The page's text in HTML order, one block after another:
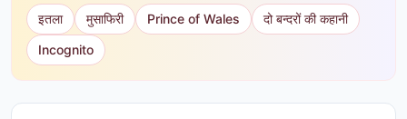
इतला मुसाफिरी Prince of Wales
दो बन्दरों की कहानी
Incognito